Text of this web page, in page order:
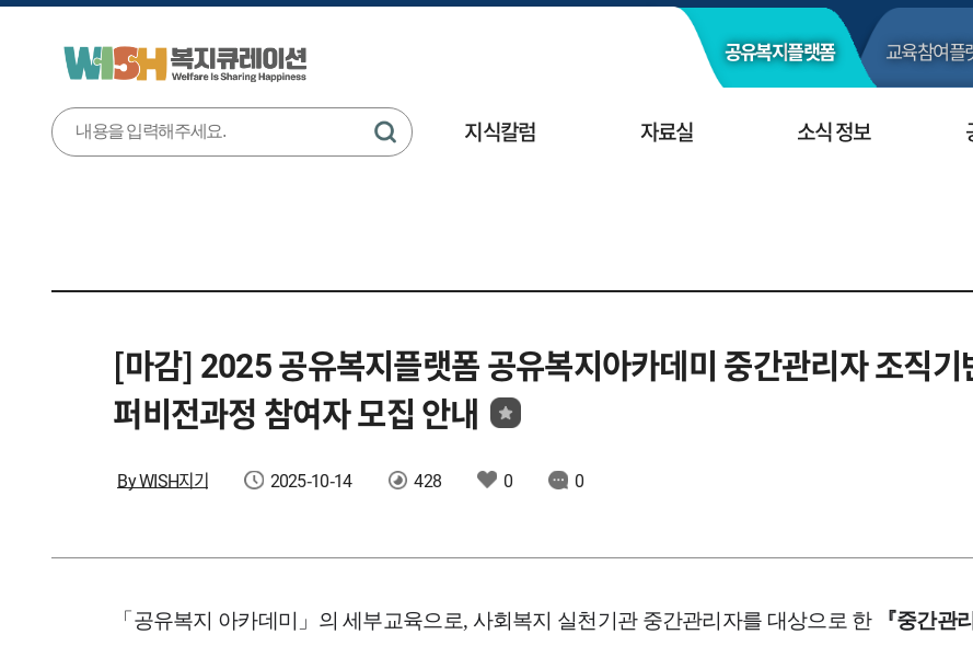
공유복지플랫폼 교육참여플
지식칼럼 자료실 소식 정보
[마감] 2025 공유복지플랫폼 공유복지아카데미 중간관리자 조직기
퍼비전과정 참여자 모집 안내
By WISH지기 2025-10-14 428 0 0
「공유복지 아카데미」의 세부교육으로, 사회복지 실천기관 중간관리자를 대상으로 한 『중간관